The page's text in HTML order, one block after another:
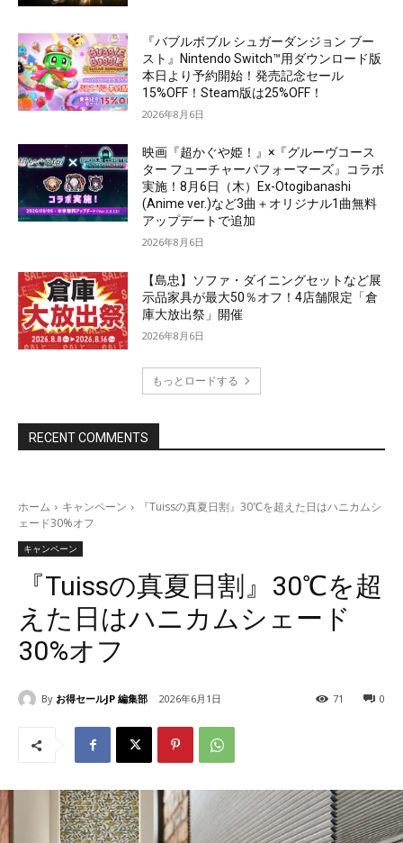
『バブルボブル シュガーダンジョン ブー
スト』Nintendo Switch™用ダウンロード版
本日より予約開始！発売記念セール
15%OFF！Steam版は25%OFF！
2026年8月6日
映画『超かぐや姫！』×『グルーヴコース
ター フューチャーパフォーマーズ』コラボ
実施！8月6日（木）Ex-Otogibanashi
(Anime ver.)など3曲＋オリジナル1曲無料
アップデートで追加
2026年8月6日
【島忠】ソファ・ダイニングセットなど展
示品家具が最大50％オフ！4店舗限定「倉
庫大放出祭」開催
2026年8月6日
もっとロードする
RECENT COMMENTS